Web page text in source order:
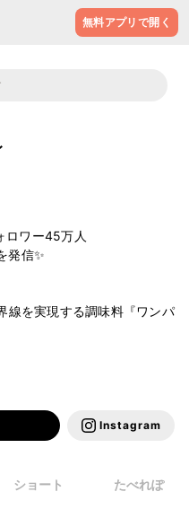
無料アプリで開く
ロワー45万人
発信✨
線を実現する調味料『ワンパ
Instagram
ショート たべれぽ